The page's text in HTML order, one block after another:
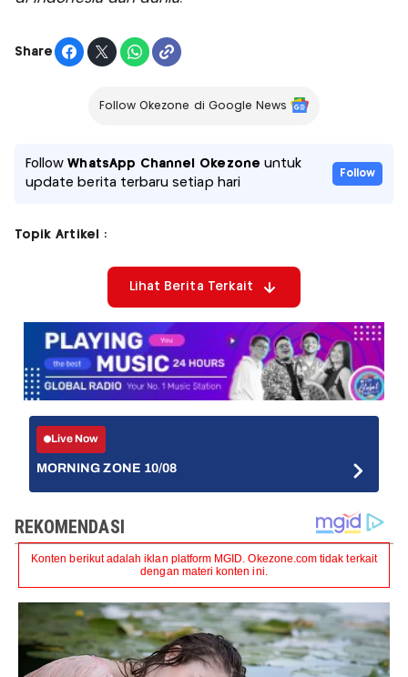
Share
Follow Okezone di Google News
FollowWhatsApp Channel Okezone untuk
update berita terbaru setiap hari
Follow
Topik Artikel :
Lihat Berita Terkait
Live Now
MORNING ZONE 10/08